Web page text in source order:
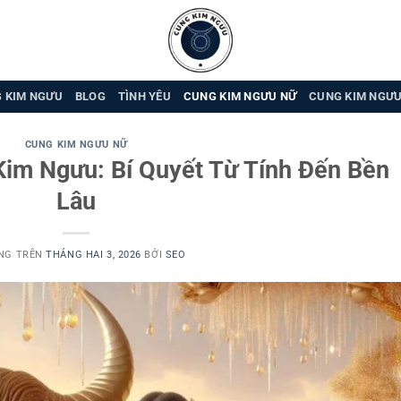
KIM NGƯU BLOG TÌNH YÊU CUNG KIM NGƯU NỮ CUNG KIM
CUNG KIM NGƯU NỮ
Ngưu: Bí Quyết Từ Tính Đến Bền
Lâu
TRÊNTHÁNG HAI 3, 2026 BỞI SEO